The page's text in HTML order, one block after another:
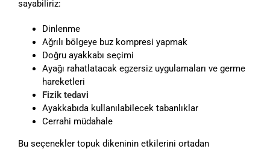
sayabiliriz:
Dinlenme
Ağrılı bölgeye buz kompresi yapmak
Doğru ayakkabı seçimi
Ayağı rahatlatacak egzersiz uygulamaları ve germe
hareketleri
Fizik tedavi
Ayakkabıda kullanılabilecek tabanlıklar
Cerrahi müdahale
Bu seçenekler topuk dikeninin etkilerini ortadan